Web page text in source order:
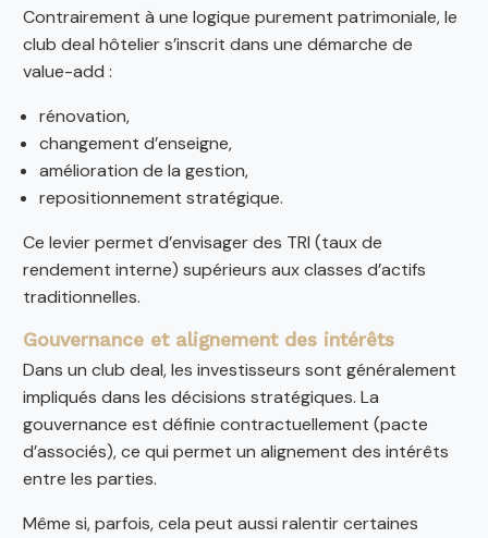
Contrairement à une logique purement patrimoniale, le
club deal hôtelier s’inscrit dans une démarche de
value-add :
rénovation,
changement d’enseigne,
amélioration de la gestion,
repositionnement stratégique.
Ce levier permet d’envisager des TRI (taux de
rendement interne) supérieurs aux classes d’actifs
traditionnelles.
Gouvernance et alignement des intérêts
Dans un club deal, les investisseurs sont généralement
impliqués dans les décisions stratégiques. La
gouvernance est définie contractuellement (pacte
d’associés), ce qui permet un alignement des intérêts
entre les parties.
Même si, parfois, cela peut aussi ralentir certaines